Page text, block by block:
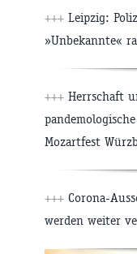
+++ Leipzig:
»Unbekannte«
+++ Herrschaft
Mozartfest
+++ Corona-
werden weiter